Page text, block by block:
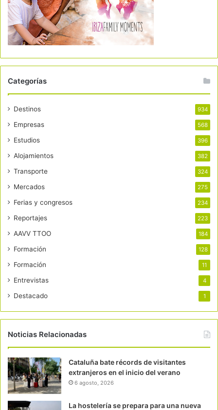
Categorías
Destinos 934
Empresas 568
Estudios 396
Alojamientos 382
Transporte 324
Mercados 275
Ferias y congresos 234
Reportajes 223
AAVV TTOO 184
Formación 128
Formación 11
Entrevistas 4
Destacado 1
Noticias Relacionadas
Cataluña bate récords de visitantes
extranjeros en el inicio del verano
6 agosto, 2026
La hostelería se prepara para una nueva